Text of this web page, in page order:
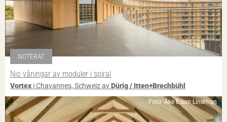
NOTERAT
Nio våningar av moduler i spiral
Vortex i Chavannes, Schweiz avDürig / Itten+Brechbühl
Foto: Åke E:son Lindman